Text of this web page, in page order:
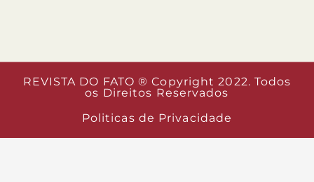
REVISTA DO FATO ® Copyright 2022. Todos
os Direitos Reservados
Politicas de Privacidade